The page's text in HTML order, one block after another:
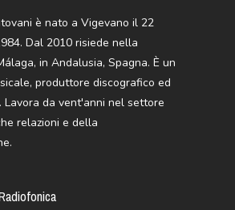
è nato a Vigevano il 22
Dal 2010 risiede nella
in Andalusia, Spagna. È un
produttore discografico ed
Lavora da vent'anni nel settore
relazioni e della